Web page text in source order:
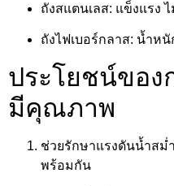
ถังสแตนเลส: แข็งแรง
ถังไฟเบอร์กลาส: น้ำห
ประโยชน์ของ
มีคุณภาพ
ช่วยรักษาแรงดันน้ำสม่
พร้อมกัน